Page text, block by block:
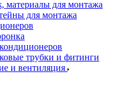
материалы для монтажа
для монтажа
трубки и фитинги
и вентиляция